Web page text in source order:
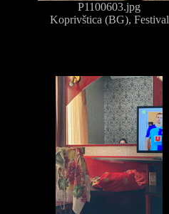
P1100603.jpg
Koprivštica (BG), Festival